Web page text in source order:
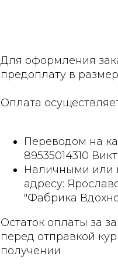
Для оформления
предоплату в
Оплата
Переводом на
89535014310
Наличными или
адресу:
"Фабрика
Остаток оплаты за
перед отправкой
получении